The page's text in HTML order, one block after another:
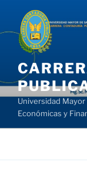
contenido
Universidad Mayor
Económicas y